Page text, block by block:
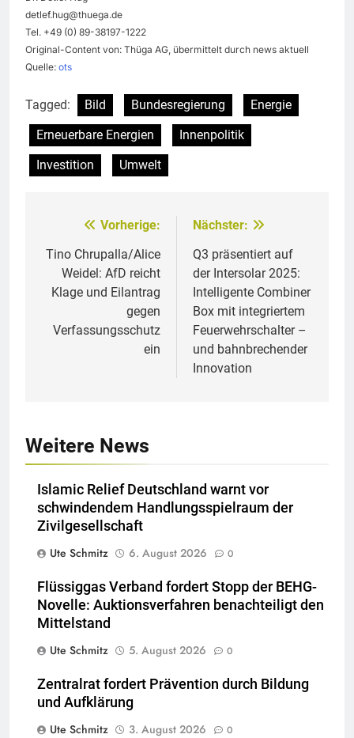
detlef.hug@thuega.de
Tel. +49 (0) 89-38197-1222
Original-Content von: Thüga AG, übermittelt durch news aktuell
Quelle: ots
Tagged: Bild Bundesregierung
Energie
Erneuerbare Energien
Innenpolitik
Investition
Umwelt
Beitragsnavigation
Vorherige:
Tino Chrupalla/Alice
Weidel: AfD reicht
Klage und Eilantrag
gegen
Verfassungsschutz
ein
Nächster:
Q3 präsentiert auf
der Intersolar 2025:
Intelligente Combiner
Box mit integriertem
Feuerwehrschalter –
und bahnbrechender
Innovation
Weitere News
Islamic Relief Deutschland warnt vor
schwindendem Handlungsspielraum der
Zivilgesellschaft
Ute Schmitz
6. August 2026 0
Flüssiggas Verband fordert Stopp der BEHG-
Novelle: Auktionsverfahren benachteiligt den
Mittelstand
Ute Schmitz
5. August 2026 0
Zentralrat fordert Prävention durch Bildung
und Aufklärung
Ute Schmitz
3. August 2026 0